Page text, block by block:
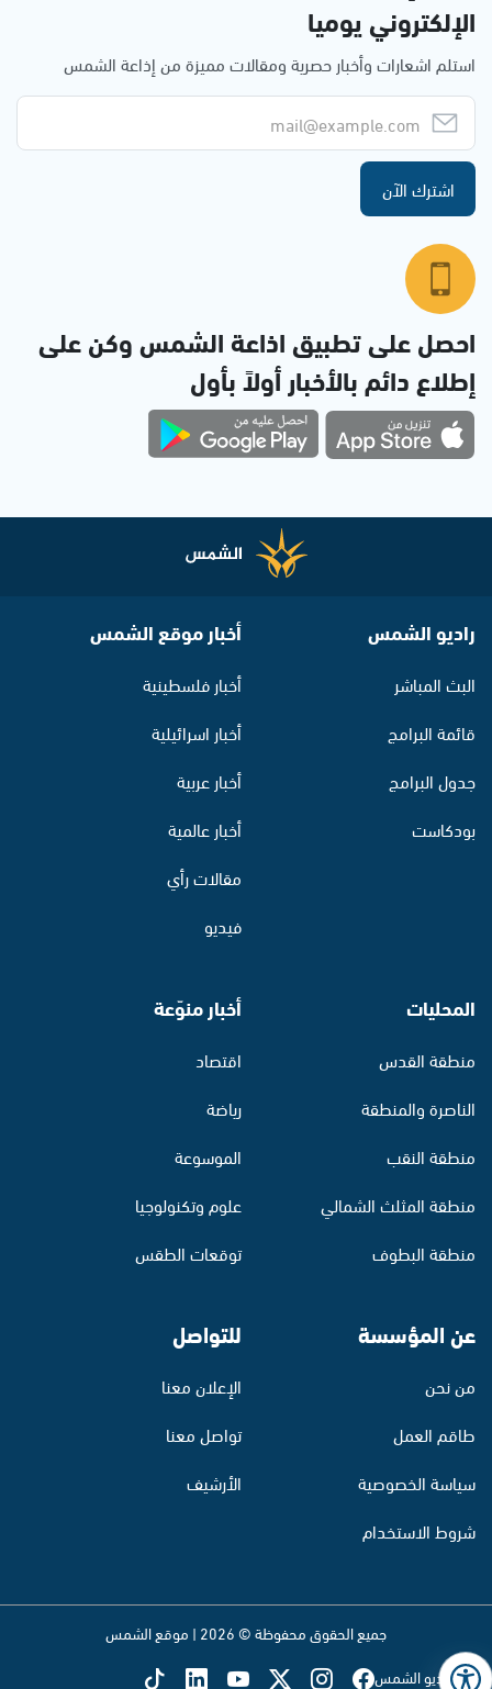
الإلكتروني يوميا
استلم اشعارات وأخبار حصرية ومقالات مميزة من إذاعة الشمس
اشترك الآن
احصل على تطبيق اذاعة الشمس وكن على
إطلاع دائم بالأخبار أولاً بأول
راديو الشمس
البث المباشر
قائمة البرامج
جدول البرامج
بودكاست
أخبار موقع الشمس
أخبار فلسطينية
أخبار اسرائيلية
أخبار عربية
أخبار عالمية
مقالات رأي
فيديو
المحليات
منطقة القدس
الناصرة والمنطقة
منطقة النقب
منطقة المثلث الشمالي
منطقة البطوف
أخبار منوّعة
اقتصاد
رياضة
الموسوعة
علوم وتكنولوجيا
توقعات الطقس
عن المؤسسة
من نحن
طاقم العمل
سياسة الخصوصية
شروط الاستخدام
للتواصل
الإعلان معنا
تواصل معنا
الأرشيف
جميع الحقوق محفوظة © 2026 | موقع الشمس
تابع راديو الشمس